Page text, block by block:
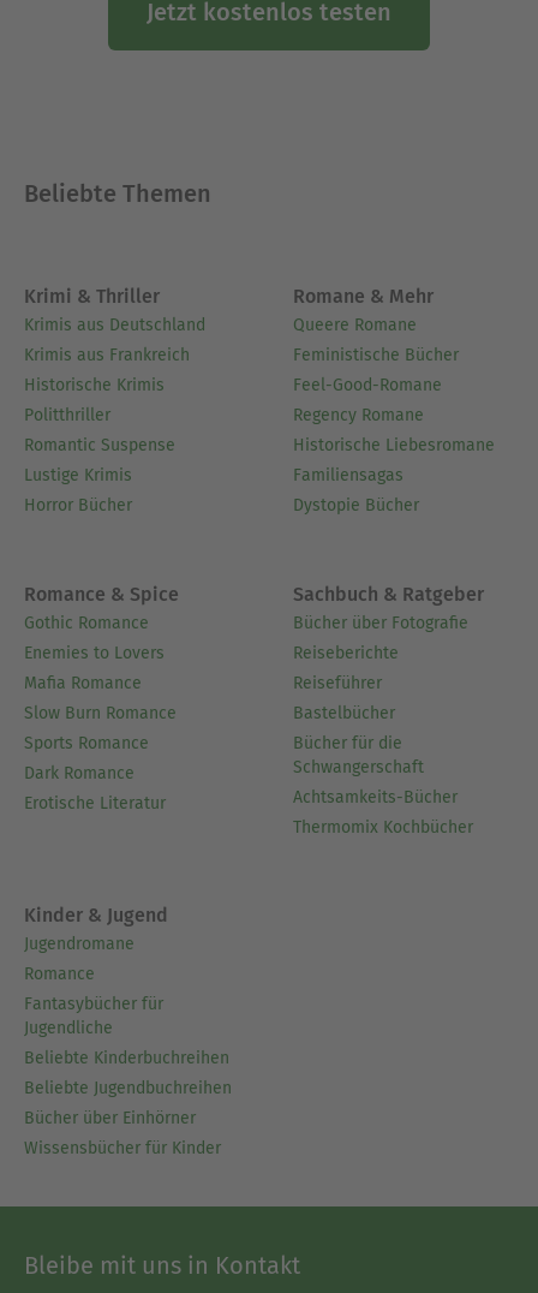
Jetzt kostenlos testen
Beliebte Themen
Krimi & Thriller
Krimis aus Deutschland
Krimis aus Frankreich
Historische Krimis
Politthriller
Romantic Suspense
Lustige Krimis
Horror Bücher
Romane & Mehr
Queere Romane
Feministische Bücher
Feel-Good-Romane
Regency Romane
Historische Liebesromane
Familiensagas
Dystopie Bücher
Romance & Spice
Gothic Romance
Enemies to Lovers
Mafia Romance
Slow Burn Romance
Sports Romance
Dark Romance
Erotische Literatur
Sachbuch & Ratgeber
Bücher über Fotografie
Reiseberichte
Reiseführer
Bastelbücher
Bücher für die
Schwangerschaft
Achtsamkeits-Bücher
Thermomix Kochbücher
Kinder & Jugend
Jugendromane
Romance
Fantasybücher für
Jugendliche
Beliebte Kinderbuchreihen
Beliebte Jugendbuchreihen
Bücher über Einhörner
Wissensbücher für Kinder
Bleibe mit uns in Kontakt